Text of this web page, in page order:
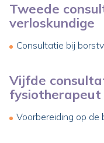
Tweede
verloskundige
Consultatie bij
Vijfde
fysiotherapeut
Voorbereiding op de